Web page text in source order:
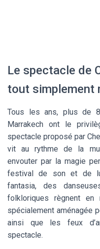
Le spectacle de
tout simplement
Tous les ans, plus de
Marrakech ont le
spectacle proposé par
vit au rythme de la
envouter par la magie
festival de son et de
fantasia, des
folkloriques règnent en
spécialement aménagée
ainsi que les feux
spectacle.